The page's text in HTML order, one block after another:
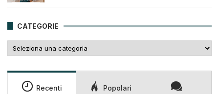
era:
è:
CATEGORIE
Recenti Popolari